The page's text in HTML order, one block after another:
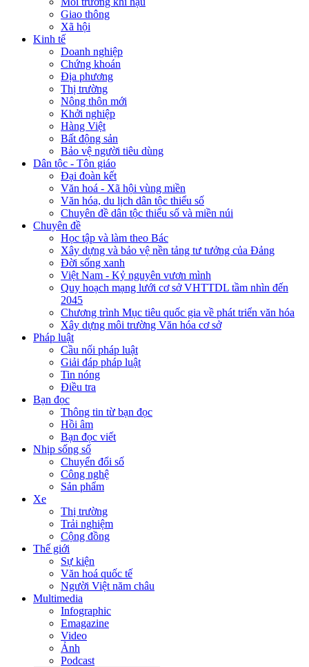
Giao thông
Xã hội
Kinh tế
Doanh nghiệp
Chứng khoán
Địa phương
Thị trường
Nông thôn mới
Khởi nghiệp
Hàng Việt
Bất động sản
Bảo vệ người tiêu dùng
Dân tộc - Tôn giáo
Đại đoàn kết
Văn hoá - Xã hội vùng miền
Văn hóa, du lịch dân tộc thiểu số
Chuyên đề dân tộc thiểu số và miền núi
Chuyên đề
Học tập và làm theo Bác
Xây dựng và bảo vệ nền tảng tư tưởng của Đảng
Đời sống xanh
Việt Nam - Kỷ nguyên vươn mình
Quy hoạch mạng lưới cơ sở VHTTDL tầm nhìn đến
2045
Chương trình Mục tiêu quốc gia về phát triển văn hóa
Xây dựng môi trường Văn hóa cơ sở
Pháp luật
Cầu nối pháp luật
Giải đáp pháp luật
Tin nóng
Điều tra
Bạn đọc
Thông tin từ bạn đọc
Hồi âm
Bạn đọc viết
Nhịp sống số
Chuyển đổi số
Công nghệ
Sản phẩm
Xe
Thị trường
Trải nghiệm
Cộng đồng
Thế giới
Sự kiện
Văn hoá quốc tế
Người Việt năm châu
Multimedia
Infographic
Emagazine
Video
Ảnh
Podcast